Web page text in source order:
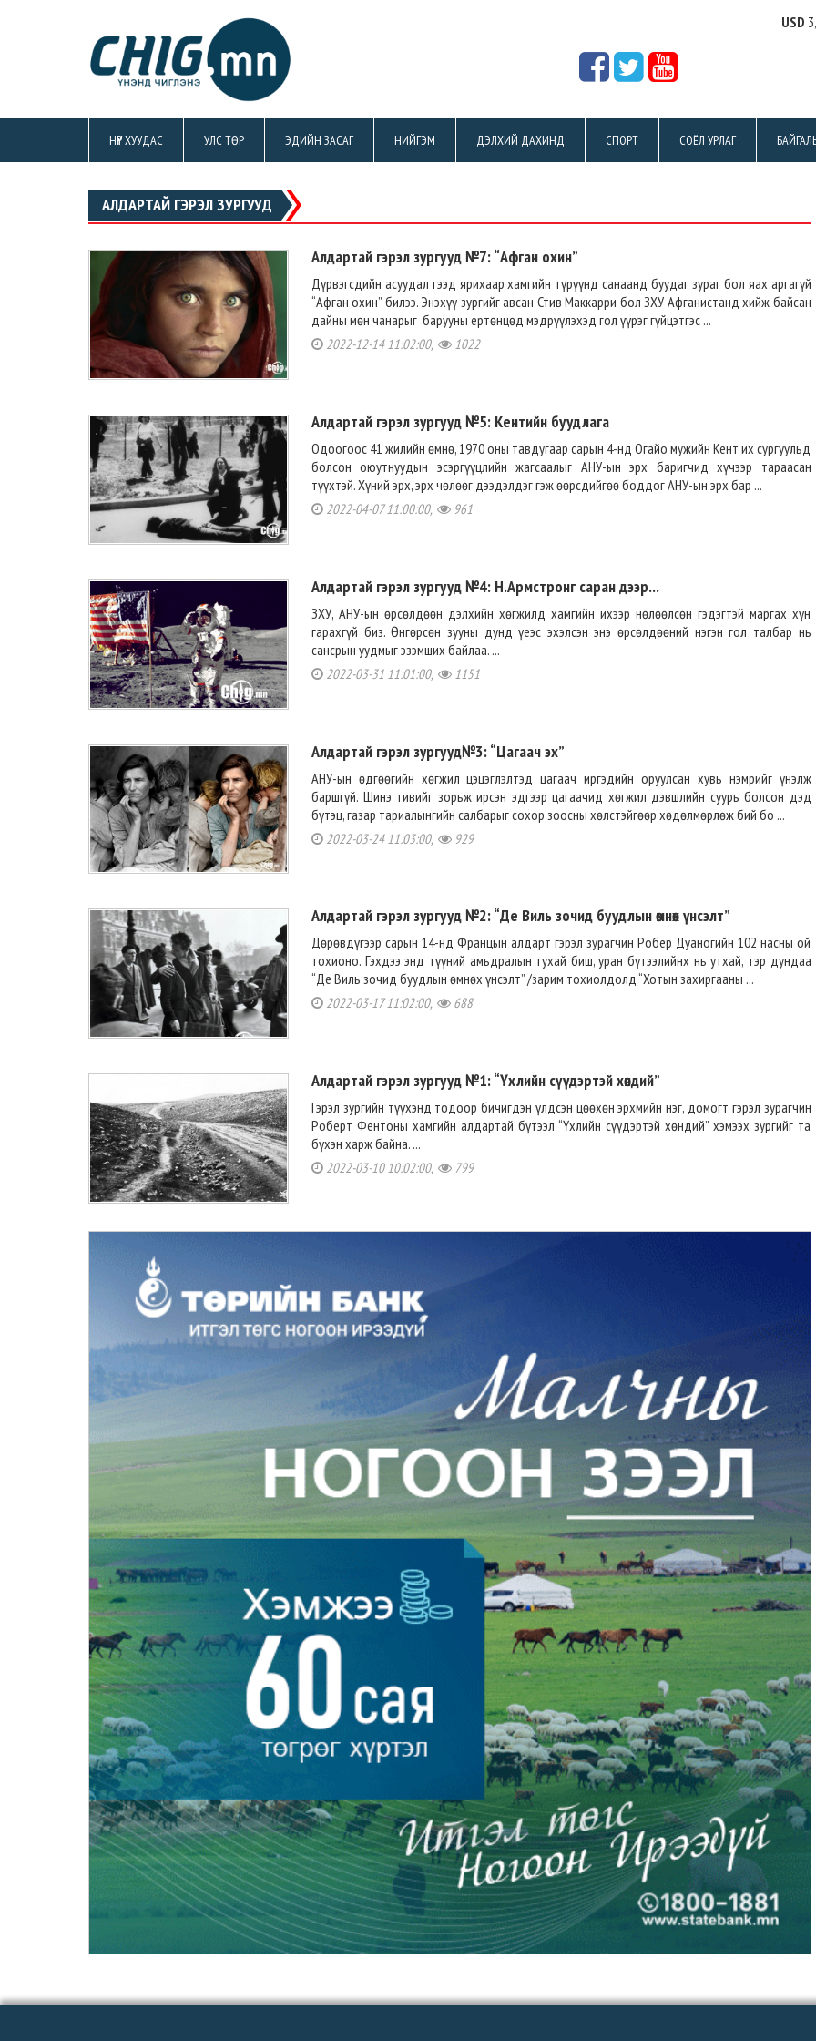
USD
НҮҮР ХУУДАС УЛС ТӨР ЭДИЙН ЗАСАГ НИЙГЭМ ДЭЛХИЙ ДАХИНД СПОРТ СОЁЛ УРЛАГ
АЛДАРТАЙ ГЭРЭЛ ЗУРГУУД
Алдартай гэрэл зургууд №7: “Афган охин”
Дүрвэгсдийн асуудал гээд ярихаар хамгийн түрүүнд санаанд буудаг зураг бол яах аргагүй
“Афган охин” билээ. Энэхүү зургийг авсан Стив Маккарри бол ЗХУ Афганистанд хийж байсан
дайны мөн чанарыг барууны ертөнцөд мэдрүүлэхэд гол үүрэг гүйцэтгэс ...
2022-12-14 11:02:00, 1022
Алдартай гэрэл зургууд №5: Кентийн буудлага
Одоогоос 41 жилийн өмнө, 1970 оны тавдугаар сарын 4-нд Огайо мужийн Кент их сургуульд
болсон оюутнуудын эсэргүүцлийн жагсаалыг АНУ-ын эрх баригчид хүчээр тараасан
түүхтэй. Хүний эрх, эрх чөлөөг дээдэлдэг гэж өөрсдийгөө боддог АНУ-ын эрх бар ...
2022-04-07 11:00:00, 961
Алдартай гэрэл зургууд №4: Н.Армстронг саран дээр...
ЗХУ, АНУ-ын өрсөлдөөн дэлхийн хөгжилд хамгийн ихээр нөлөөлсөн гэдэгтэй маргах хүн
гарахгүй биз. Өнгөрсөн зууны дунд үеэс эхэлсэн энэ өрсөлдөөний нэгэн гол талбар нь
сансрын уудмыг эзэмших байлаа. ...
2022-03-31 11:01:00, 1151
Алдартай гэрэл зургууд№3: “Цагаач эх”
АНУ-ын өдгөөгийн хөгжил цэцэглэлтэд цагаач иргэдийн оруулсан хувь нэмрийг үнэлж
баршгүй. Шинэ тивийг зорьж ирсэн эдгээр цагаачид хөгжил дэвшлийн суурь болсон дэд
бүтэц, газар тариалынгийн салбарыг сохор зоосны хөлстэйгөөр хөдөлмөрлөж бий бо ...
2022-03-24 11:03:00, 929
Алдартай гэрэл зургууд №2: “Де Виль зочид буудлын өмнөх үнсэлт”
Дөрөвдүгээр сарын 14-нд Францын алдарт гэрэл зурагчин Робер Дуаногийн 102 насны ой
тохионо. Гэхдээ энд түүний амьдралын тухай биш, уран бүтээлийнх нь утхай, тэр дундаа
“Де Виль зочид буудлын өмнөх үнсэлт” /зарим тохиолдолд “Хотын захиргааны ...
2022-03-17 11:02:00, 688
Алдартай гэрэл зургууд №1: “Үхлийн сүүдэртэй хөндий”
Гэрэл зургийн түүхэнд тодоор бичигдэн үлдсэн цөөхөн эрхмийн нэг, домогт гэрэл зурагчин
Роберт Фентоны хамгийн алдартай бүтээл “Үхлийн сүүдэртэй хөндий” хэмээх зургийг та
бүхэн харж байна. ...
2022-03-10 10:02:00, 799